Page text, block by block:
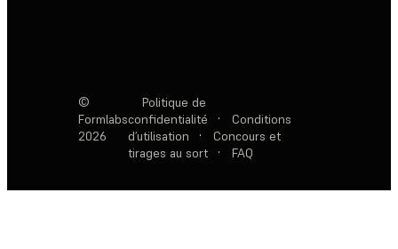
©
Formlabs
2026
Politique de
confidentialité
·
Conditions
d’utilisation
·
Concours et
tirages au sort
· FAQ